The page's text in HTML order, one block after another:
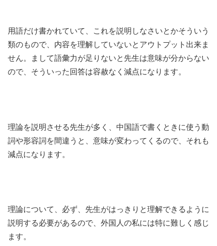
用語だけ書かれていて、これを説明しなさいとかそういう
類のもので、内容を理解していないとアウトプット出来ま
せん。まして語彙力が足りないと先生は意味が分からない
ので、そういった回答は容赦なく減点になります。
理論を説明させる先生が多く、中国語で書くときに使う動
詞や形容詞を間違うと、意味が変わってくるので、それも
減点になります。
理論について、必ず、先生がはっきりと理解できるように
説明する必要があるので、外国人の私には特に難しく感じ
ます。